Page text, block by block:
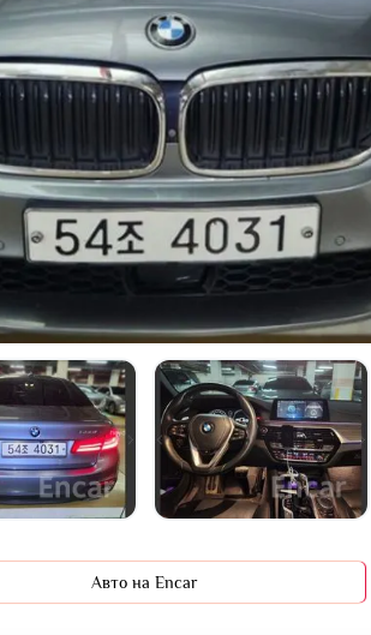
Авто на Encar